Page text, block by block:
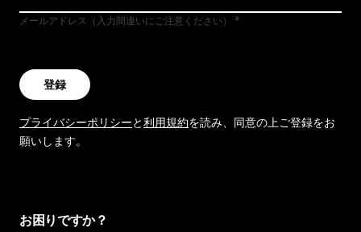
メールアドレス（入力間違いにご注意ください）
登録
プライバシーポリシーと利用規約を読み、同意の上ご登録をお
願いします。
お困りですか？